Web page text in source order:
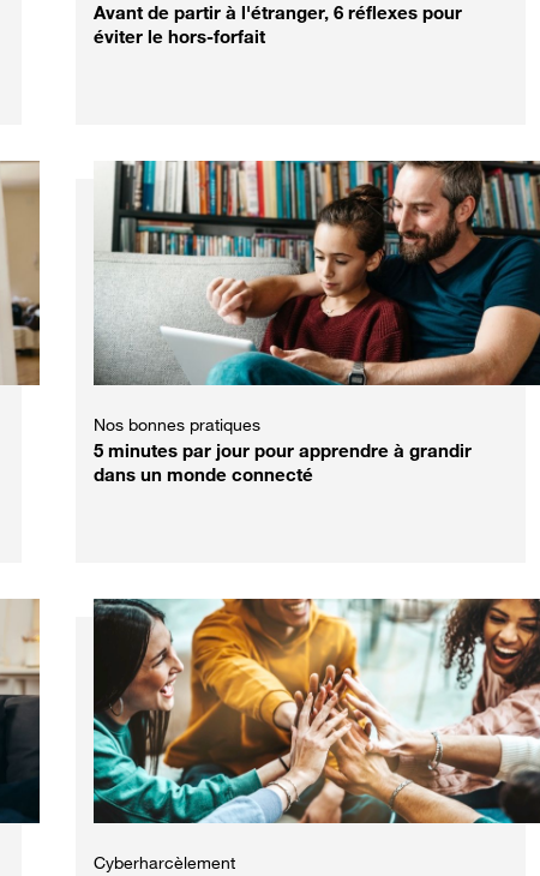
Avant de partir à l'étranger, 6 réflexes pour
éviter le hors-forfait
Nos bonnes pratiques
5 minutes par jour pour apprendre à grandir
dans un monde connecté
Cyberharcèlement